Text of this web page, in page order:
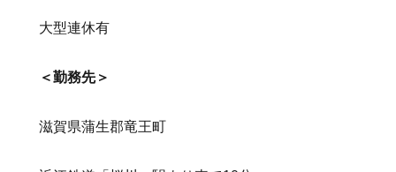
大型連休有
＜勤務先＞
滋賀県蒲生郡竜王町